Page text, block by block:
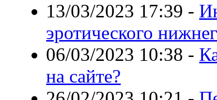
13/03/2023 17:39 -
эротического
06/03/2023 10:38 -
на сайте?